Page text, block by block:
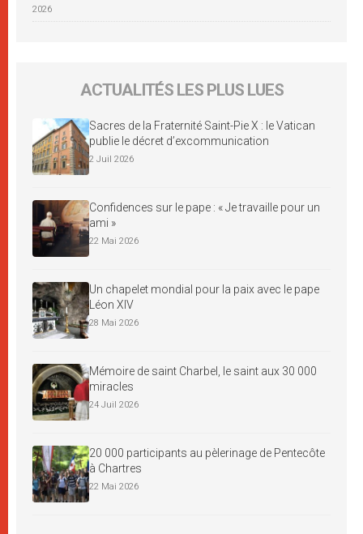
2026
ACTUALITÉS LES PLUS LUES
Sacres de la Fraternité Saint-Pie X : le Vatican
publie le décret d’excommunication
2 Juil 2026
Confidences sur le pape : « Je travaille pour un
ami »
22 Mai 2026
Un chapelet mondial pour la paix avec le pape
Léon XIV
28 Mai 2026
Mémoire de saint Charbel, le saint aux 30 000
miracles
24 Juil 2026
20 000 participants au pèlerinage de Pentecôte
à Chartres
22 Mai 2026